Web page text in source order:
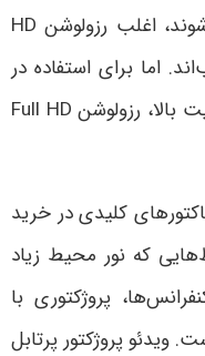
اغلب رزولوشنHD
اما برای استفاده در
بالا، رزولوشنFull HD
کلیدی در خرید
که نور محیط زیاد
پروژکتوری با
ویدئو پروژکتور پرتابل